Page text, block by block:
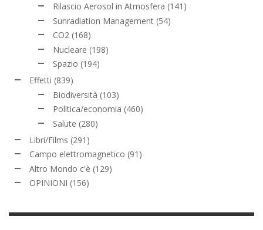
Rilascio Aerosol in Atmosfera (141)
Sunradiation Management (54)
CO2 (168)
Nucleare (198)
Spazio (194)
Effetti (839)
Biodiversità (103)
Politica/economia (460)
Salute (280)
Libri/Films (291)
Campo elettromagnetico (91)
Altro Mondo c'è (129)
OPINIONI (156)